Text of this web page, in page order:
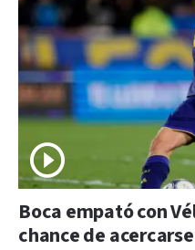
Boca empató con
chance de